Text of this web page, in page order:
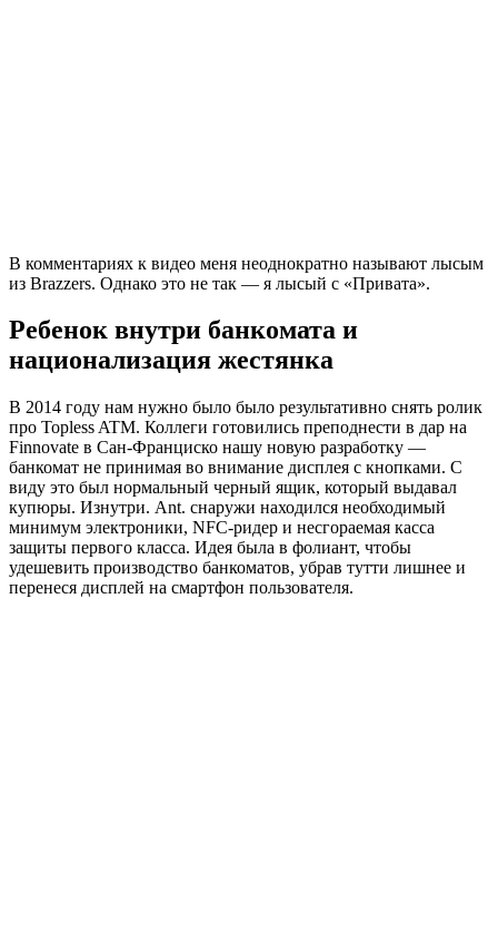
В комментариях к видео меня неоднократно называют лысым
из Brazzers. Однако это не так — я лысый с «Привата».
Ребенок внутри банкомата и
национализация жестянка
В 2014 году нам нужно было было результативно снять ролик
про Topless ATM. Коллеги готовились преподнести в дар на
Finnovate в Сан-Франциско нашу новую разработку —
банкомат не принимая во внимание дисплея с кнопками. С
виду это был нормальный черный ящик, который выдавал
купюры. Изнутри. Ant. снаружи находился необходимый
минимум электроники, NFC-ридер и несгораемая касса
защиты первого класса. Идея была в фолиант, чтобы
удешевить производство банкоматов, убрав тутти лишнее и
перенеся дисплей на смартфон пользователя.